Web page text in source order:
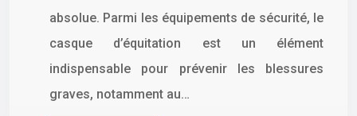
absolue. Parmi les équipements de sécurité, le
casque d’équitation est un élément
indispensable pour prévenir les blessures
graves, notamment au…